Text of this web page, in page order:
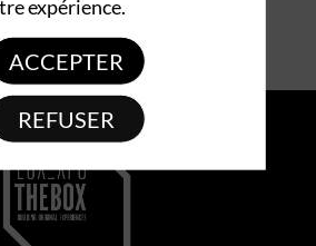
expérience.
ACCEPTER
REFUSER